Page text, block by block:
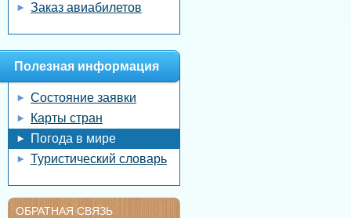
Заказ авиабилетов
Полезная информация
Состояние заявки
Карты стран
Погода в мире
Туристический словарь
ОБРАТНАЯ СВЯЗЬ